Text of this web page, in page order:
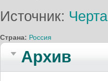
Источник: Черта
Страна: Россия
Архив